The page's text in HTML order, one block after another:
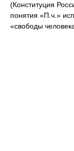
(Конституция
понятия «П.ч.»
«свободы